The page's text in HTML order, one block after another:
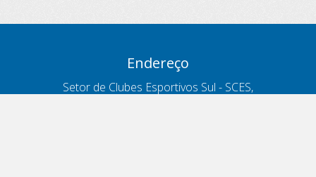
Endereço
Setor de Clubes Esportivos Sul - SCES,